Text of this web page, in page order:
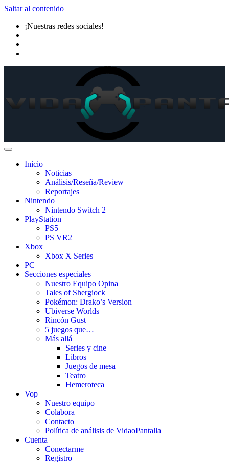
Saltar al contenido
¡Nuestras redes sociales!
Inicio
Noticias
Análisis/Reseña/Review
Reportajes
Nintendo
Nintendo Switch 2
PlayStation
PS5
PS VR2
Xbox
Xbox X Series
PC
Secciones especiales
Nuestro Equipo Opina
Tales of Shergiock
Pokémon: Drako’s Version
Ubiverse Worlds
Rincón Gust
5 juegos que…
Más allá
Series y cine
Libros
Juegos de mesa
Teatro
Hemeroteca
Vop
Nuestro equipo
Colabora
Contacto
Política de análisis de VidaoPantalla
Cuenta
Conectarme
Registro